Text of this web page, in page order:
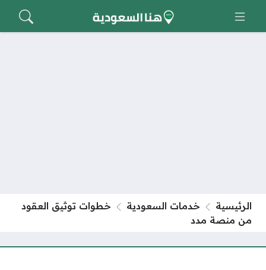
الرئيسية خدمات السعودية
خطوات توثيق العقود
من منصة مدد